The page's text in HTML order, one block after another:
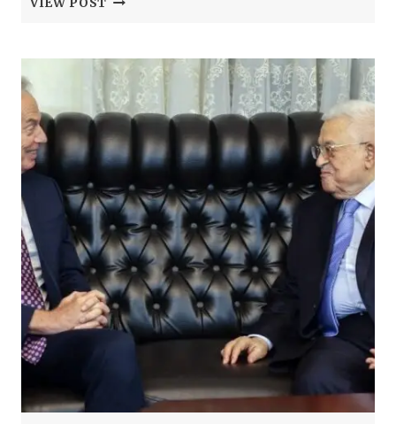
VIEW POST
ALS
‘MODERNE
HOGE
COMMISSARIS’
VOOR
GAZA.